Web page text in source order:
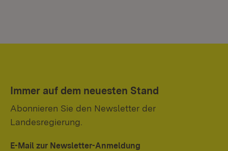
Immer auf dem neuesten Stand
Abonnieren Sie den Newsletter der
Landesregierung.
E-Mail zur Newsletter-Anmeldung